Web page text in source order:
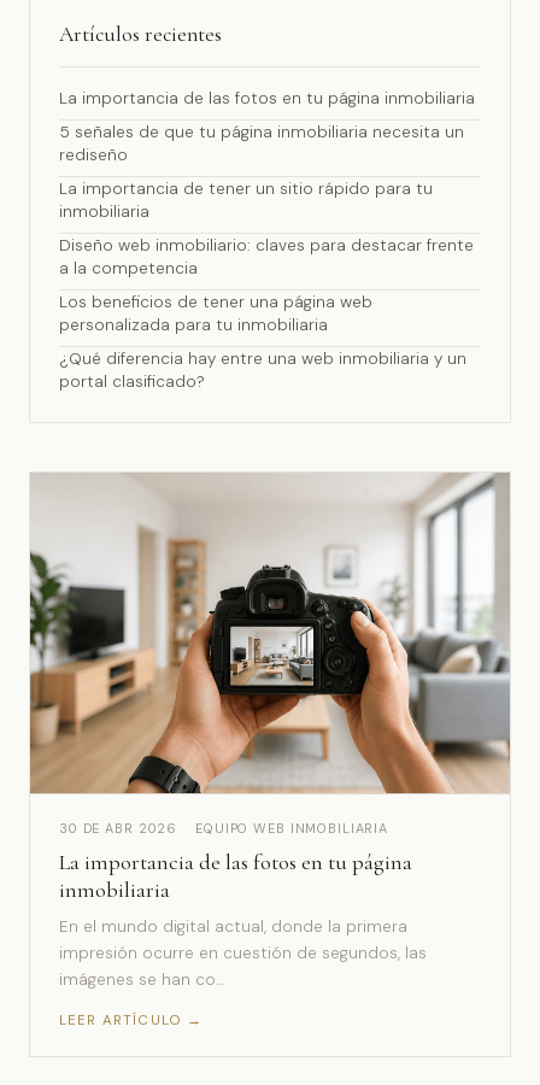
Artículos recientes
La importancia de las fotos en tu página inmobiliaria
5 señales de que tu página inmobiliaria necesita un
rediseño
La importancia de tener un sitio rápido para tu
inmobiliaria
Diseño web inmobiliario: claves para destacar frente
a la competencia
Los beneficios de tener una página web
personalizada para tu inmobiliaria
¿Qué diferencia hay entre una web inmobiliaria y un
portal clasificado?
30 DE ABR 2026 EQUIPO WEB INMOBILIARIA
La importancia de las fotos en tu página
inmobiliaria
En el mundo digital actual, donde la primera
impresión ocurre en cuestión de segundos, las
imágenes se han co…
LEER ARTÍCULO →